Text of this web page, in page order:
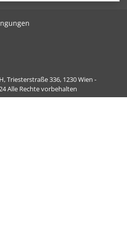
Triesterstraße 336, 1230 Wien -
Alle Rechte vorbehalten